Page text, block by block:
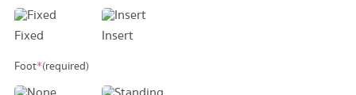
Fixed Insert
Foot*(required)